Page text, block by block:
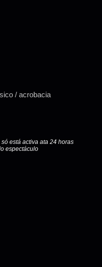
/ acrobacia
está activa ata 24 horas
espectáculo